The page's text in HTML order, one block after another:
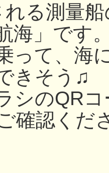
る測量
海」です
って、海
きそう♫
シのQR
確認くだ